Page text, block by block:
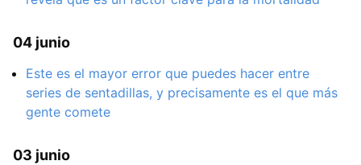
04 junio
Este es el mayor error que puedes hacer entre
series de sentadillas, y precisamente es el que más
gente comete
03 junio